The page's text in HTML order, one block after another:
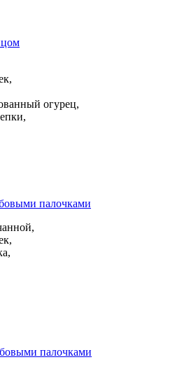
огурец,
палочками
палочками